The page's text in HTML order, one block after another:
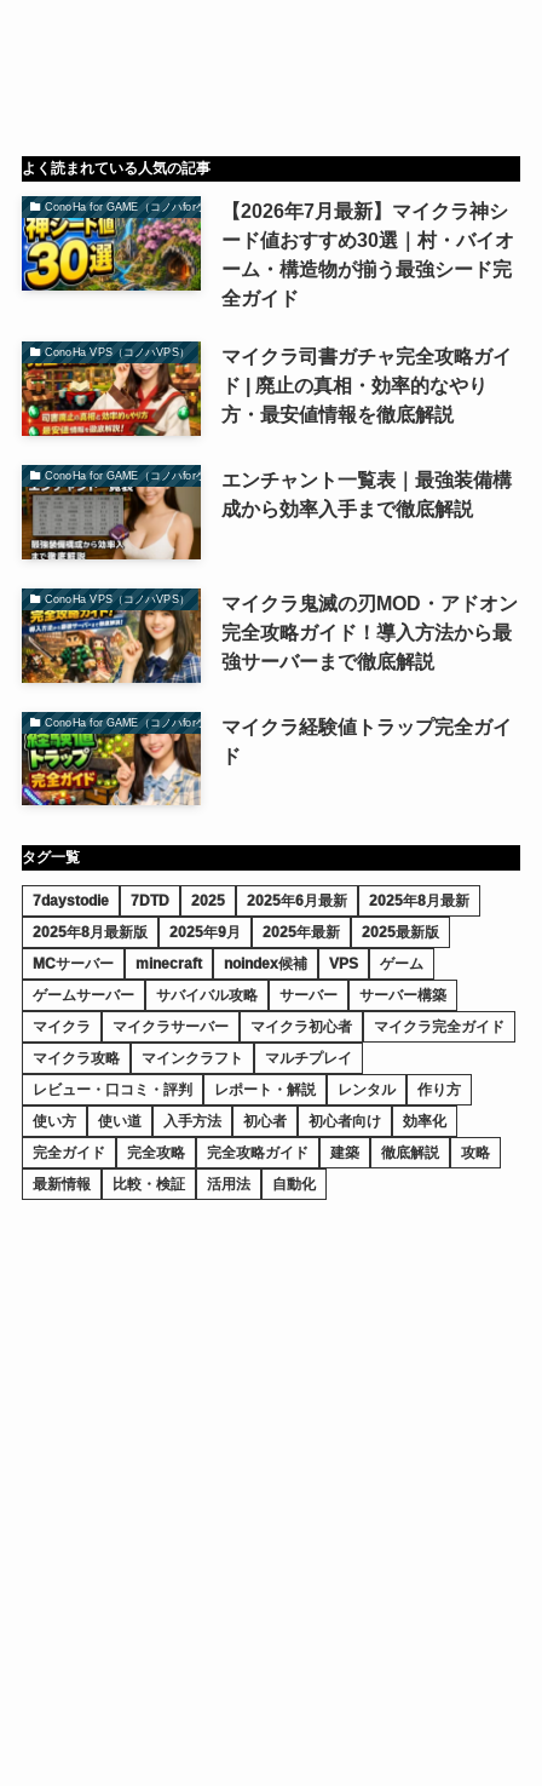
よく読まれている人気の記事
ConoHa for GAME（コノハforゲーム）【2026年7月最新】マイクラ神シ
ード値おすすめ30選｜村・バイオ
ーム・構造物が揃う最強シード完
全ガイド
ConoHa VPS（コノハVPS）
マイクラ司書ガチャ完全攻略ガイ
ド | 廃止の真相・効率的なやり
方・最安値情報を徹底解説
ConoHa for GAME（コノハforゲーム）エンチャント一覧表｜最強装備構
成から効率入手まで徹底解説
ConoHa VPS（コノハVPS）
マイクラ鬼滅の刃MOD・アドオン
完全攻略ガイド！導入方法から最
強サーバーまで徹底解説
ConoHa for GAME（コノハforゲーム）マイクラ経験値トラップ完全ガイ
ド
タグ一覧
7daystodie 7DTD 2025 2025年6月最新
2025年8月最新
2025年8月最新版
2025年9月 2025年最新
2025最新版
MCサーバー
minecraft noindex候補 VPS
ゲーム
ゲームサーバー
サバイバル攻略 サーバー
サーバー構築
マイクラ
マイクラサーバー マイクラ初心者
マイクラ完全ガイド
マイクラ攻略
マインクラフト
マルチプレイ
レビュー・口コミ・評判
レポート・解説 レンタル
作り方
使い方
使い道 入手方法 初心者 初心者向け
効率化
完全ガイド
完全攻略 完全攻略ガイド 建築 徹底解説
攻略
最新情報
比較・検証 活用法 自動化